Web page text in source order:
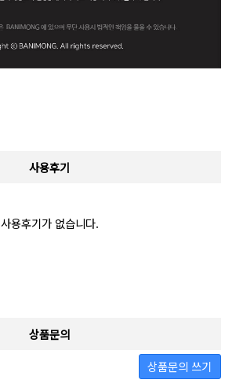
사용후기
사용후기가 없습니다.
상품문의
상품문의 쓰기